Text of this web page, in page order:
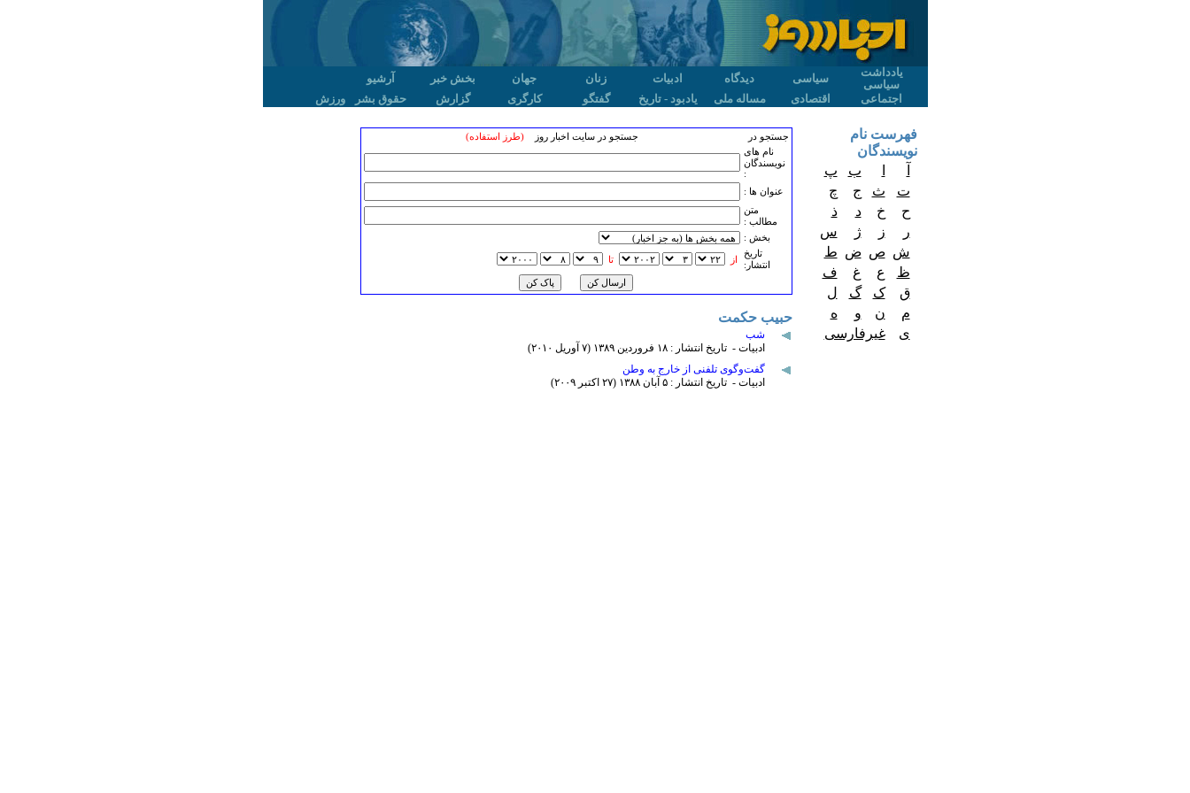
یادداشت
سیاسی
سیاسی دیدگاه ادبیات زنان جهان بخش خبر
آرشیو
اجتماعی
اقتصادی مساله ملی یادبود - تاریخ گفتگو کارگری گزارش حقوق بشر ورزش
جستجو در جستجو در سایت اخبار روز(طرز استفاده)
نام های
نویسندگان
:
عنوان ها :
متن
مطالب :
بخش :
تاريخ
انتشار:
از تا
حبیب حکمت
شب
ادبیات - تاریخ انتشار : ۱٨ فروردين ۱٣٨۹ (۷ آوريل ۲۰۱۰)
گفت‌وگوی تلفنی از خارج به وطن
ادبیات - تاریخ انتشار : ۵ آبان ۱٣٨٨ (۲۷ اکتبر ۲۰۰۹)
فهرست نام
نویسندگان
ب
پ
ت
ث ج
چ
ح
خ د
ذ
ر
ز ژ
س
ش ص ض ط
ظ
ع غ
ف
ق
ک گ
ل
م
ن و
ه
ی
غیرفارسی